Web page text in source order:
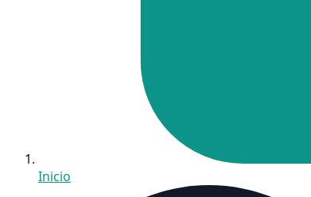
Inicio